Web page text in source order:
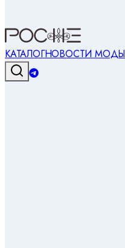
КАТАЛОГНОВОСТИ МОДЫ